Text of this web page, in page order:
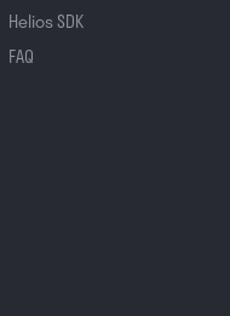
Helios SDK
FAQ